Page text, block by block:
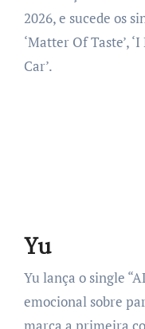
2026, e sucede os
‘Matter Of Taste’,
Car’.
Yu
Yu lança o single
emocional sobre
marca a primeira